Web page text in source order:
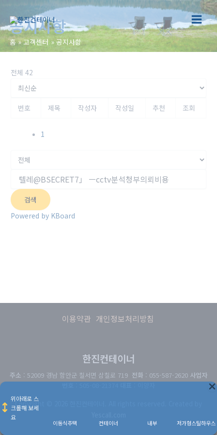
위아래로 스
크롤해 보세
요
이동식주택 컨테이너 내부 저가형스틸하우스
츠
건
Main
Menu
공지사항
홈 고객센터 공지사항
전체 42
번호 제목 작성자 작성일 추천 조회
1
검색
Powered by KBoard
이용약관 개인정보처리방침
한진컨테이너
주소 : 52009 경남 함안군 칠서면 삼칠로 719 전화 : 055-587-2620 사업자
Copyright © 2026 한진컨테이너. All rights reserved. Created by